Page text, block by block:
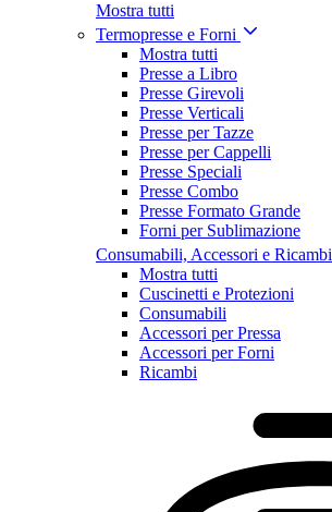
Mostra tutti
Termopresse e Forni
Mostra tutti
Presse a Libro
Presse Girevoli
Presse Verticali
Presse per Tazze
Presse per Cappelli
Presse Speciali
Presse Combo
Presse Formato Grande
Forni per Sublimazione
Consumabili, Accessori e Ricambi
Mostra tutti
Cuscinetti e Protezioni
Consumabili
Accessori per Pressa
Accessori per Forni
Ricambi